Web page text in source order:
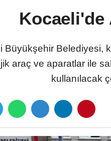
Kocaeli'de
Büyükşehir Belediyesi,
araç ve aparatlar ile
kullanılacak